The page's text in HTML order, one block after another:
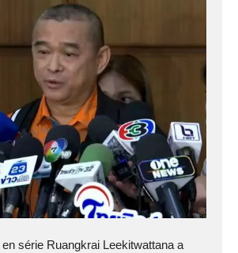
série Ruangkrai Leekitwattana a